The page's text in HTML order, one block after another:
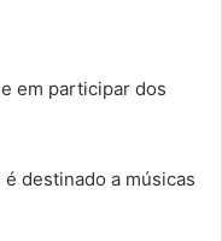
em participar dos
destinado a músicas